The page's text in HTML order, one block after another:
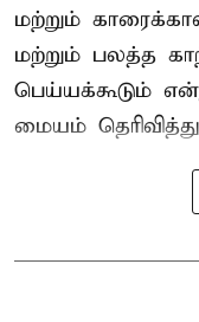
மற்றும்
மற்றும் பலத்த
பெய்யக்கூடும்
மையம்